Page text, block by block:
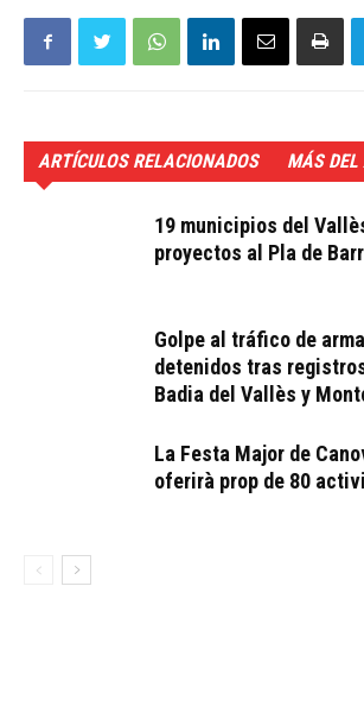
ARTÍCULOS RELACIONADOS MÁS DEL
19 municipios del
proyectos al Pla de
Golpe al tráfico de
detenidos tras
Badia del Vallès y
La Festa Major de
oferirà prop de 80